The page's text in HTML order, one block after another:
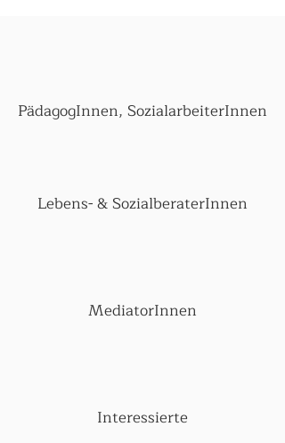
PädagogInnen, SozialarbeiterInnen
Lebens- & SozialberaterInnen
MediatorInnen
Interessierte